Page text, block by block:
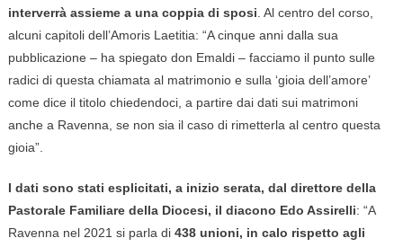
interverrà assieme a una coppia di sposi . Al centro del corso,
alcuni capitoli dell’Amoris Laetitia: “A cinque anni dalla sua
pubblicazione – ha spiegato don Emaldi – facciamo il punto sulle
radici di questa chiamata al matrimonio e sulla ‘gioia dell’amore’
come dice il titolo chiedendoci, a partire dai dati sui matrimoni
anche a Ravenna, se non sia il caso di rimetterla al centro questa
gioia”.
I dati sono stati esplicitati, a inizio serata, dal direttore della
Pastorale Familiare della Diocesi, il diacono Edo Assirelli: “A
Ravenna nel 2021 si parla di 438 unioni, in calo rispetto agli